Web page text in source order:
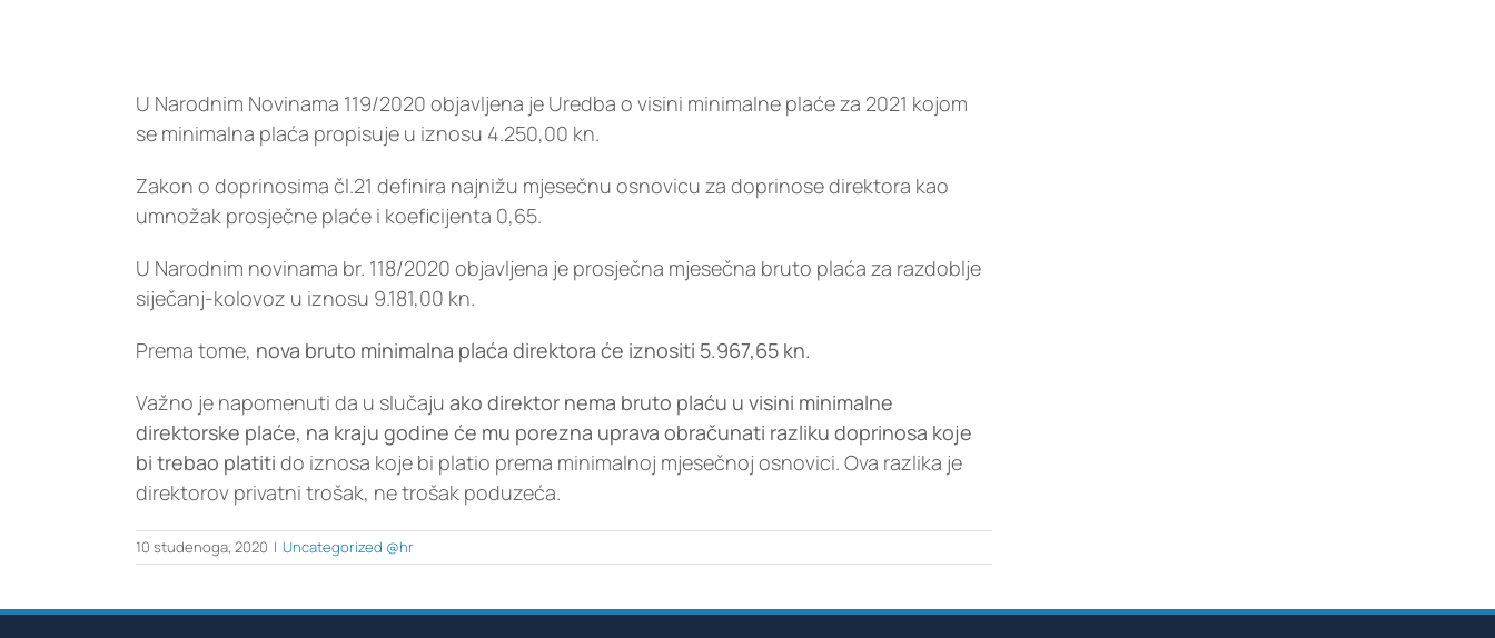
U Narodnim Novinama 119/2020 objavljena je Uredba o visini minimalne plaće za 2021 kojom
se minimalna plaća propisuje u iznosu 4.250,00 kn.
Zakon o doprinosima čl.21 definira najnižu mjesečnu osnovicu za doprinose direktora kao
umnožak prosječne plaće i koeficijenta 0,65.
U Narodnim novinama br. 118/2020 objavljena je prosječna mjesečna bruto plaća za razdoblje
siječanj-kolovoz u iznosu 9.181,00 kn.
Prema tome, nova bruto minimalna plaća direktora će iznositi 5.967,65 kn.
Važno je napomenuti da u slučaju ako direktor nema bruto plaću u visini minimalne
direktorske plaće, na kraju godine će mu porezna uprava obračunati razliku doprinosa koje
bi trebao platiti do iznosa koje bi platio prema minimalnoj mjesečnoj osnovici. Ova razlika je
direktorov privatni trošak, ne trošak poduzeća.
10 studenoga, 2020 | Uncategorized @hr